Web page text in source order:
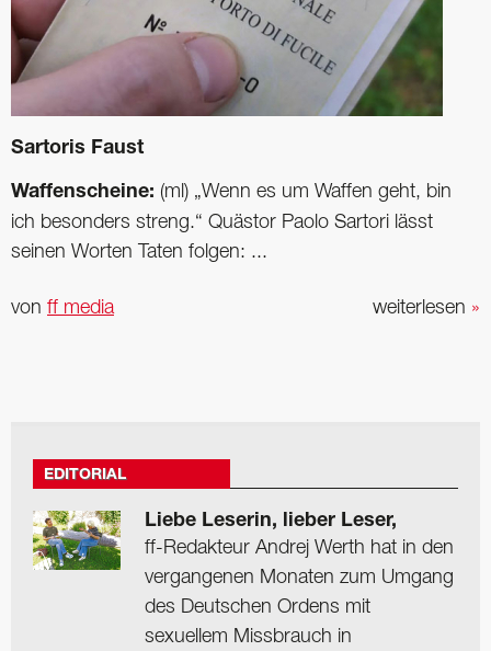
Sartoris Faust
Waffenscheine: (ml) „Wenn es um Waffen geht, bin
ich besonders streng.“ Quästor Paolo Sartori lässt
seinen Worten Taten folgen: ...
weiterlesen »
von ff media
EDITORIAL
Liebe Leserin, lieber Leser,
ff-Redakteur Andrej Werth hat in den
vergangenen Monaten zum Umgang
des Deutschen Ordens mit
sexuellem Missbrauch in